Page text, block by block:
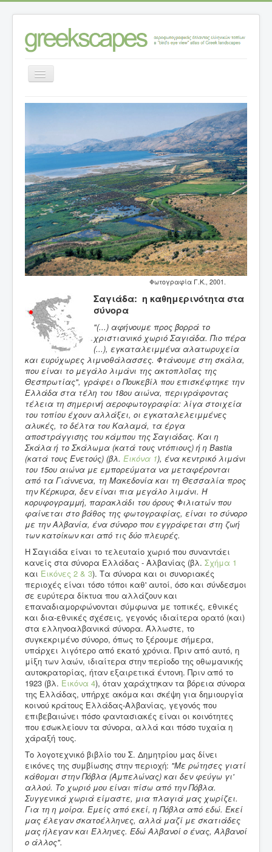
Εναλλαγή
πλοήγησης
Ν. ΘΕΣΠΡΩΤΙΑΣ >
Σαγιάδα: η καθημερινότητα στα σύνορα
Φωτογραφία Γ.Κ., 2001.
Σαγιάδα: η καθημερινότητα στα
σύνορα
"(...) αφήνουμε προς βορρά το
χριστιανικό χωριό Σαγιάδα. Πιο πέρα
(...), εγκαταλειμμένα αλατωρυχεία
και ευρύχωρες λιμνοθάλασσες. Φτάνουμε στη σκάλα,
που είναι το μεγάλο λιμάνι της ακτοπλοΐας της
Θεσπρωτίας", γράφει ο Πουκεβίλ που επισκέφτηκε την
Ελλάδα στα τέλη του 18ου αιώνα, περιγράφοντας
τέλεια τη σημερινή αεροφωτογραφία: λίγα στοιχεία
του τοπίου έχουν αλλάξει, οι εγκαταλελειμμένες
αλυκές, το δέλτα του Καλαμά, τα έργα
αποστράγγισης του κάμπου της Σαγιάδας. Και η
Σκάλα ή το Σκάλωμα (κατά τους ντόπιους) ή η Bastia
(κατά τους Ενετούς) (βλ. Εικόνα 1), ένα κεντρικό λιμάνι
του 15ου αιώνα με εμπορεύματα να μεταφέρονται
από τα Γιάννενα, τη Μακεδονία και τη Θεσσαλία προς
την Κέρκυρα, δεν είναι πια μεγάλο λιμάνι. Η
κορυφογραμμή, παρακλάδι του όρους Φιλιατών που
φαίνεται στο βάθος της φωτογραφίας, είναι το σύνορο
με την Αλβανία, ένα σύνορο που εγγράφεται στη ζωή
των κατοίκων και από τις δύο πλευρές.
Η Σαγιάδα είναι το τελευταίο χωριό που συναντάει
κανείς στα σύνορα Ελλάδας - Αλβανίας (βλ. Σχήμα 1
και Εικόνες 2 & 3). Τα σύνορα και οι συνοριακές
περιοχές είναι τόσο τόποι καθ' αυτοί, όσο και σύνδεσμοι
σε ευρύτερα δίκτυα που αλλάζουν και
επαναδιαμορφώνονται σύμφωνα με τοπικές, εθνικές
και δια-εθνικές σχέσεις, γεγονός ιδιαίτερα ορατό (και)
στα ελληνοαλβανικά σύνορα. Άλλωστε, το
συγκεκριμένο σύνορο, όπως το ξέρουμε σήμερα,
υπάρχει λιγότερο από εκατό χρόνια. Πριν από αυτό, η
μίξη των λαών, ιδιαίτερα στην περίοδο της οθωμανικής
αυτοκρατορίας, ήταν εξαιρετικά έντονη. Πριν από το
1923 (βλ. Εικόνα 4), όταν χαράχτηκαν τα βόρεια σύνορα
της Ελλάδας, υπήρχε ακόμα και σκέψη για δημιουργία
κοινού κράτους Ελλάδας-Αλβανίας, γεγονός που
επιβεβαιώνει πόσο φαντασιακές είναι οι κοινότητες
που εσωκλείουν τα σύνορα, αλλά και πόσο τυχαία η
χάραξή τους.
Το λογοτεχνικό βιβλίο του Σ. Δημητρίου μας δίνει
εικόνες της συμβίωσης στην περιοχή: "Με ρώτησες γιατί
κάθομαι στην Πόβλα (Αμπελώνας) και δεν φεύγω γι'
αλλού. Το χωριό μου είναι πίσω από την Πόβλα.
Συγγενικά χωριά είμαστε, μια πλαγιά μας χωρίζει.
Για τη η μοίρα. Εμείς από εκεί, η Πόβλα από εδώ. Εκεί
μας έλεγαν σκατοέλληνες, αλλά μαζί με σκατιάδες
μας ήλεγαν και Έλληνες. Εδώ Αλβανοί ο ένας, Αλβανοί
ο άλλος".